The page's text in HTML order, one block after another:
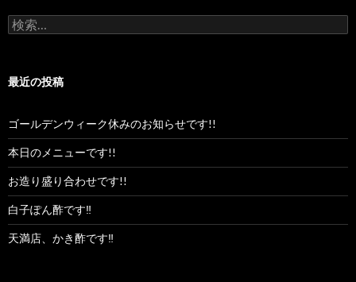
検
索:
最近の投稿
ゴールデンウィーク休みのお知らせです!!
本日のメニューです!!
お造り盛り合わせです!!
白子ぽん酢です‼︎
天満店、かき酢です‼︎